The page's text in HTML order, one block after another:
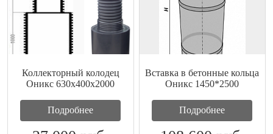
Коллекторный колодец
Оникс 630х400x2000
Подробнее
Вставка в бетонные кольца
Оникс 1450*2500
Подробнее